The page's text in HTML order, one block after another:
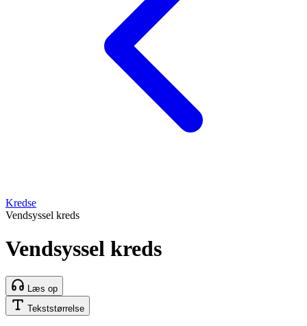
Kredse
Vendsyssel kreds
Vendsyssel kreds
Læs op
Tekststørrelse